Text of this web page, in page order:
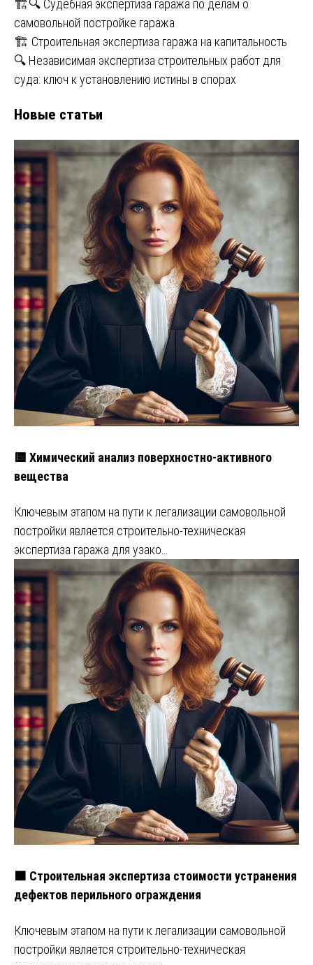
🏗️🔍 Судебная экспертиза гаража по делам о
самовольной постройке гаража
🏗️ Строительная экспертиза гаража на капитальность
🔍 Независимая экспертиза строительных работ для
суда: ключ к установлению истины в спорах
Новые статьи
🟨 Химический анализ поверхностно-активного
вещества
Ключевым этапом на пути к легализации самовольной
постройки является строительно-техническая
экспертиза гаража для узако…
🟧 Строительная экспертиза стоимости устранения
дефектов перильного ограждения
Ключевым этапом на пути к легализации самовольной
постройки является строительно-техническая